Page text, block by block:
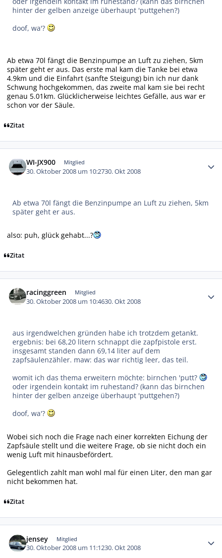
hinter der gelben anzeige überhaupt 'puttgehen?)
doof, wa'?
Ab etwa 70l fängt die Benzinpumpe an Luft zu ziehen, 5km
später geht er aus. Das erste mal kam die Tanke bei etwa
4.9km und die Einfahrt (sanfte Steigung) bin ich nur dank
Schwung hochgekommen, das zweite mal kam sie bei recht
genau 5.01km. Glücklicherweise leichtes Gefälle, aus war er
schon vor der Säule.
Zitat
WI-JX900 Mitglied
30. Oktober 2008 um 10:2730. Okt 2008
Ab etwa 70l fängt die Benzinpumpe an Luft zu ziehen, 5km
später geht er aus.
also: puh, glück gehabt...?
Zitat
racinggreen Mitglied
30. Oktober 2008 um 10:4630. Okt 2008
aus irgendwelchen gründen habe ich trotzdem getankt.
ergebnis: bei 68,20 litern schnappt die zapfpistole erst.
insgesamt standen dann 69,14 liter auf dem
zapfsäulenzähler. maw: das war richtig leer, das teil.
womit ich das thema erweitern möchte: birnchen 'putt?
oder irgendein kontakt im ruhestand? (kann das birnchen
hinter der gelben anzeige überhaupt 'puttgehen?)
doof, wa'?
Wobei sich noch die Frage nach einer korrekten Eichung der
Zapfsäule stellt und die weitere Frage, ob sie nicht doch ein
wenig Luft mit hinausbefördert.
Gelegentlich zahlt man wohl mal für einen Liter, den man gar
nicht bekommen hat.
Zitat
jensey Mitglied
30. Oktober 2008 um 11:1230. Okt 2008